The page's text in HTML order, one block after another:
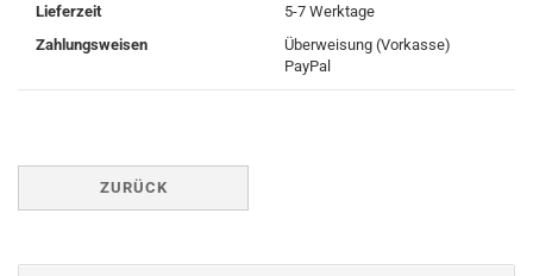
Lieferzeit
5-7 Werktage
Zahlungsweisen
Überweisung (Vorkasse)
PayPal
ZURÜCK